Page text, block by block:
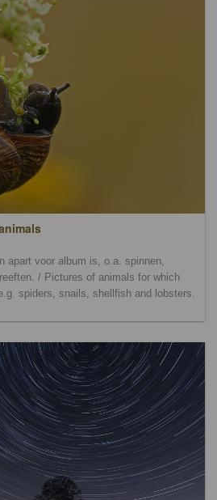
apart voor album is, o.a. spinnen,
/ Pictures of animals for which
spiders, snails, shellfish and lobsters.